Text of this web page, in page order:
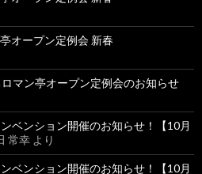
オープン定例会 新春
マン亭オープン定例会のお知らせ
ベンション開催のお知らせ！【10月
常幸 より
ベンション開催のお知らせ！【10月